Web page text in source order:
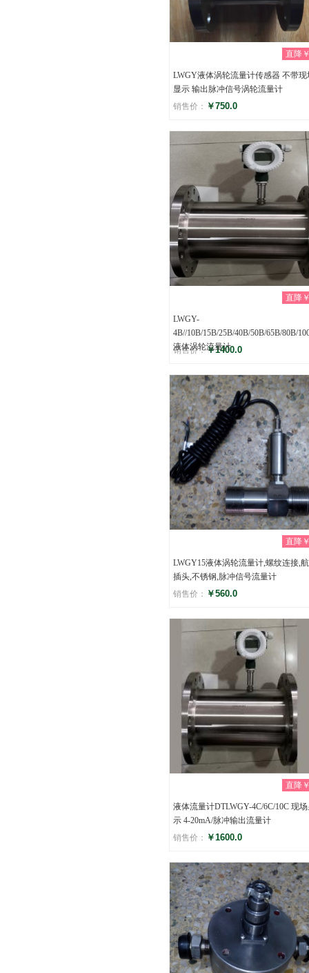
直降
LWGY液体涡轮流量计传感器 不带现
显示 输出脉冲信号涡轮流量计
销售价： ￥750.0
评分
(0)
直降
LWGY-
4B//10B/15B/25B/40B/50B/65B/80B/
液体涡轮流量计
销售价：￥1400.0
评分
(0)
直降
LWGY15液体涡轮流量计,螺纹连接,
插头,不锈钢,脉冲信号流量计
销售价： ￥560.0
评分
(0)
直降
液体流量计DTLWGY-4C/6C/10C 现
示 4-20mA/脉冲输出流量计
销售价： ￥1600.0
评分
(0)